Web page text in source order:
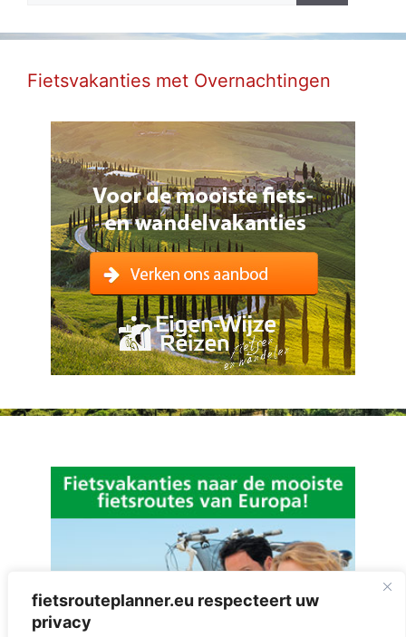
fietsrouteplanner.eu respecteert uw
privacy
Fietsvakanties met Overnachtingen